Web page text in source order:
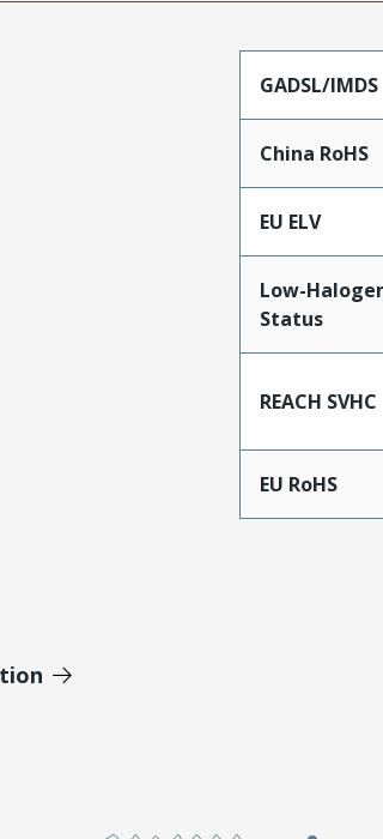
GADSL/IMDS
China RoHS
EU ELV
Low-
Status
REACH SVHC
EU RoHS